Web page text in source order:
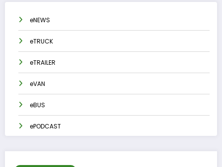
eNEWS
eTRUCK
eTRAILER
eVAN
eBUS
ePODCAST